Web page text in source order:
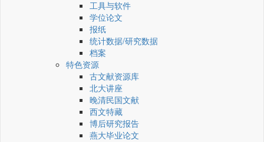
工具与软件
学位论文
报纸
统计数据/研究数据
档案
特色资源
古文献资源库
北大讲座
晚清民国文献
西文特藏
博后研究报告
燕大毕业论文